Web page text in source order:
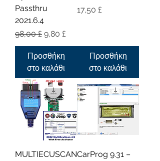
Passthru
2021.6.4
Κανονική τιμή
98,00 £ Τιμή Έκπτωσης
9,80 £
Προσθήκη
στο καλάθι
Τιμή
17,50 £
Προσθήκη
στο καλάθι
MULTIECUSCANCarProg 9.31 –